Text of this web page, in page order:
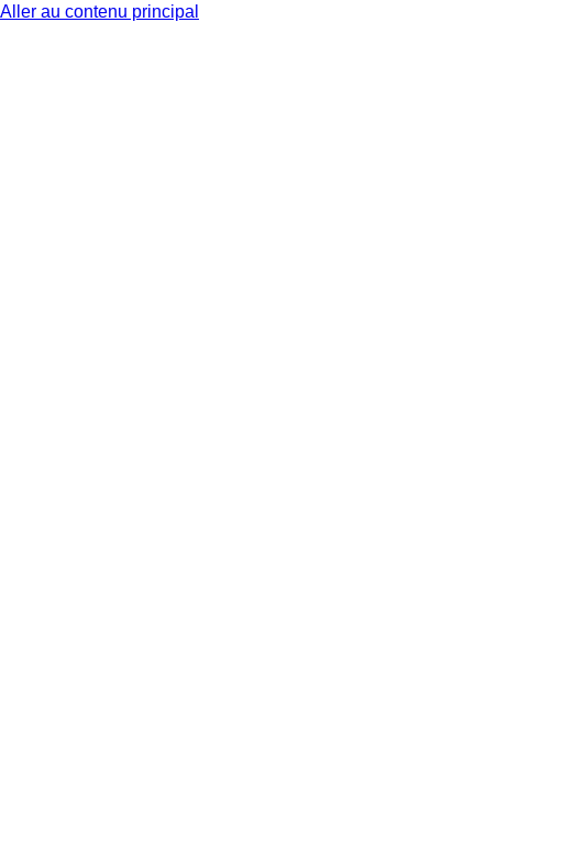
Aller au contenu principal